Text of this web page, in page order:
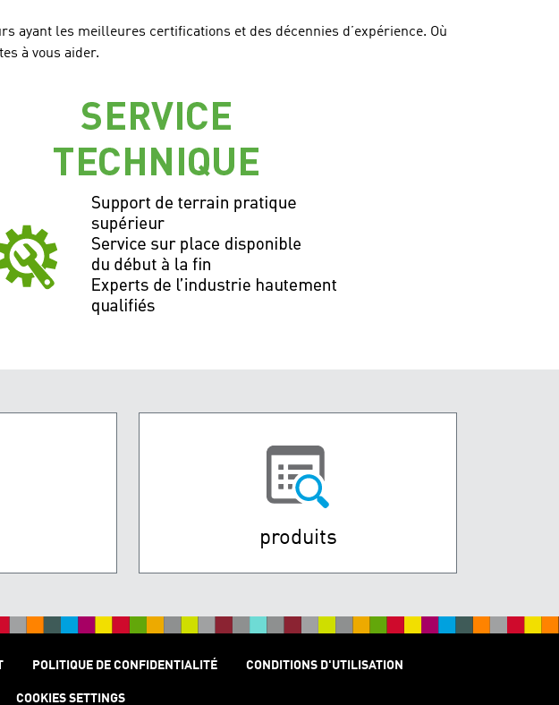
ayant les meilleures certifications et des décennies d’expérience. Où
à vous aider.
produits
POLITIQUE DE CONFIDENTIALITÉ CONDITIONS D'UTILISATION
COOKIES SETTINGS